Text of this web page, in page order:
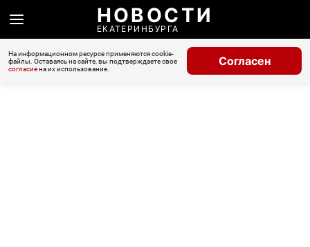
НОВОСТИ
ЕКАТЕРИНБУРГА
На информационном ресурсе применяются cookie-
файлы. Оставаясь на сайте, вы подтверждаете свое
согласиена их использование.
Согласен